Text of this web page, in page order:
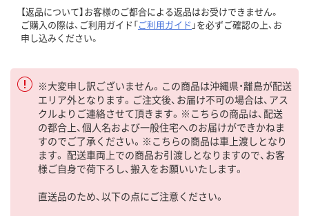
【返品について】お客様のご都合による返品はお受けできません。
ご購入の際は、ご利用ガイド「ご利用ガイド 」を必ずご確認の上、お
申し込みください。
※大変申し訳ございません。この商品は沖縄県・離島が配送
エリア外となります。ご注文後、お届け不可の場合は、アス
クルよりご連絡させて頂きます。※こちらの商品は、配送
の都合上、個人名および一般住宅へのお届けができかねま
すのでご了承ください。※こちらの商品は車上渡しとなり
ます。 配送車両上での商品お引渡しとなりますので、お客
様ご自身で荷下ろし、搬入をお願いいたします。
直送品のため、以下の点にご注意ください。